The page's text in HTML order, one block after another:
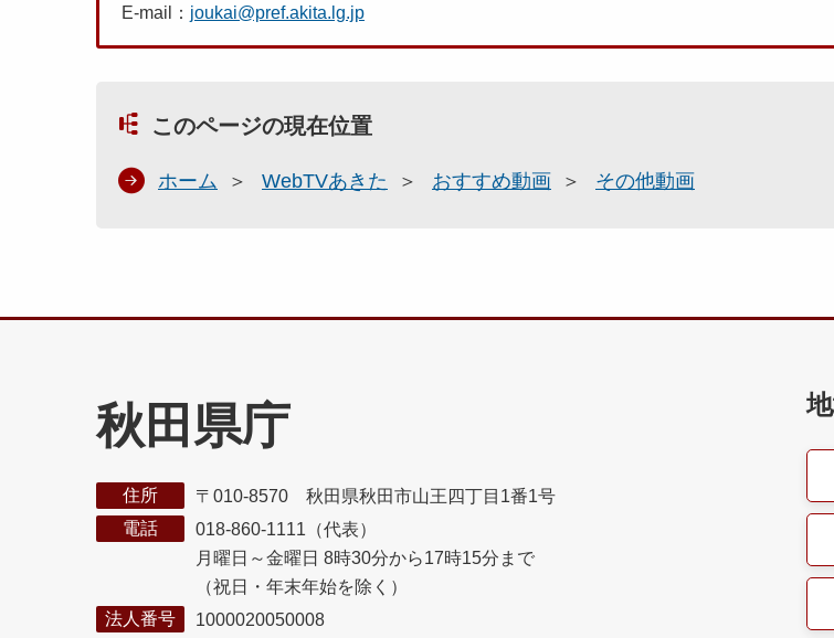
E-mail： joukai@pref.akita.lg.jp
このページの現在位置
ホーム WebTVあきた おすすめ動画 その他動画
秋田県庁
住所
〒010-8570 秋田県秋田市山王四丁目1番1号
電話
018-860-1111（代表）
月曜日～金曜日 8時30分から17時15分まで
（祝日・年末年始を除く）
法人番号
1000020050008